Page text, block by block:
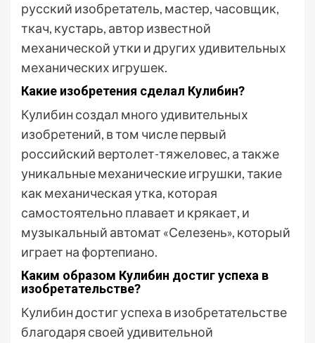
русский изобретатель, мастер, часовщик,
ткач, кустарь, автор известной
механической утки и других удивительных
механических игрушек.
Какие изобретения сделал Кулибин?
Кулибин создал много удивительных
изобретений, в том числе первый
российский вертолет-тяжеловес, а также
уникальные механические игрушки, такие
как механическая утка, которая
самостоятельно плавает и крякает, и
музыкальный автомат «Селезень», который
играет на фортепиано.
Каким образом Кулибин достиг успеха в
изобретательстве?
Кулибин достиг успеха в изобретательстве
благодаря своей удивительной